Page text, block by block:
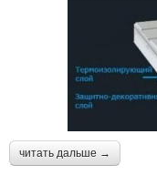
читать дальше →